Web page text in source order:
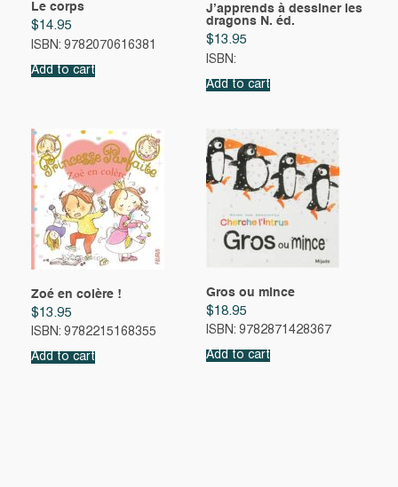
Le corps
$14.95
ISBN: 9782070616381
Add to cart
J’apprends à dessiner les
dragons N. éd.
$13.95
ISBN:
Add to cart
Zoé en colère !
$13.95
ISBN: 9782215168355
Add to cart
Gros ou mince
$18.95
ISBN: 9782871428367
Add to cart